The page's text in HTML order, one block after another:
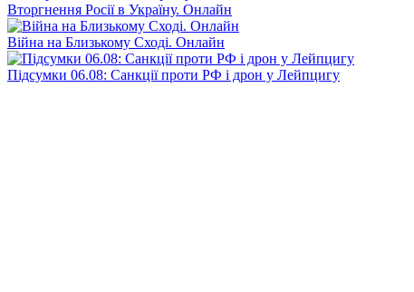
Вторгнення Росії в Україну. Онлайн
Війна на Близькому Сході. Онлайн
Підсумки 06.08: Санкції проти РФ і дрон у Лейпцигу